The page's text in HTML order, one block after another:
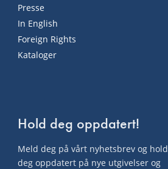
Presse
In English
Foreign Rights
Kataloger
Hold deg oppdatert!
Meld deg på vårt nyhetsbrev og hold
deg oppdatert på nye utgivelser og